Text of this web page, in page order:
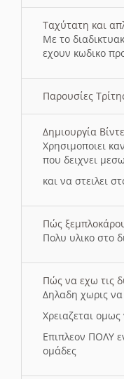
Ταχύτατη και
Με το
εχουν κωδικο
Παρουσίες
Δημιουργία
Χρησιμοποιει
που δειχνει
και να στειλει
Πώς
Πολυ υλικο στο
Πώς να εχω τις
Δηλαδη χωρις
Χρειαζεται
Επιπλεον ΠΟΛΥ
ομάδες